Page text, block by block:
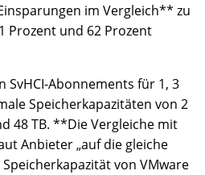
im Vergleich** zu
Prozent und 62 Prozent
SvHCI-Abonnements für 1, 3
Speicherkapazitäten von 2
48 TB. **Die Vergleiche mit
Anbieter „auf die gleiche
von VMware